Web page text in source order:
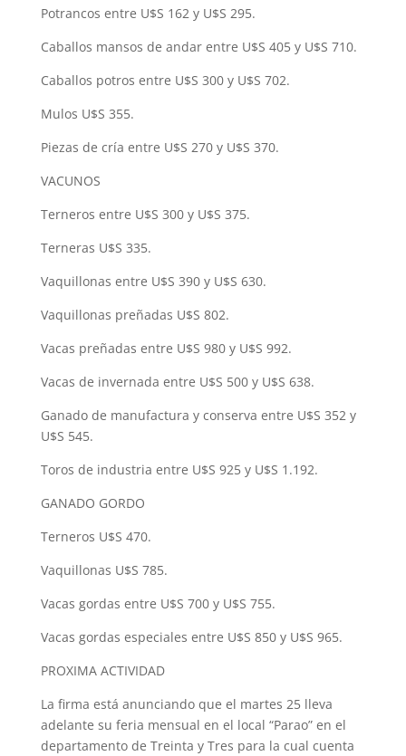
Potrancos entre U$S 162 y U$S 295.
Caballos mansos de andar entre U$S 405 y U$S 710.
Caballos potros entre U$S 300 y U$S 702.
Mulos U$S 355.
Piezas de cría entre U$S 270 y U$S 370.
VACUNOS
Terneros entre U$S 300 y U$S 375.
Terneras U$S 335.
Vaquillonas entre U$S 390 y U$S 630.
Vaquillonas preñadas U$S 802.
Vacas preñadas entre U$S 980 y U$S 992.
Vacas de invernada entre U$S 500 y U$S 638.
Ganado de manufactura y conserva entre U$S 352 y
U$S 545.
Toros de industria entre U$S 925 y U$S 1.192.
GANADO GORDO
Terneros U$S 470.
Vaquillonas U$S 785.
Vacas gordas entre U$S 700 y U$S 755.
Vacas gordas especiales entre U$S 850 y U$S 965.
PROXIMA ACTIVIDAD
La firma está anunciando que el martes 25 lleva
adelante su feria mensual en el local “Parao” en el
departamento de Treinta y Tres para la cual cuenta